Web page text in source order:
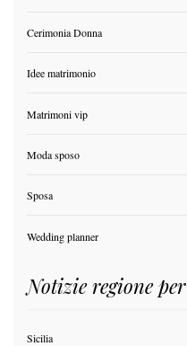
Cerimonia Donna
Idee matrimonio
Matrimoni vip
Moda sposo
Sposa
Wedding planner
Notizie regione
Sicilia